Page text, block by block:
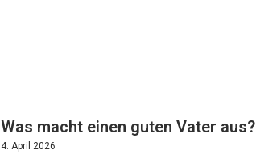
Was macht einen guten Vater aus?
4. April 2026